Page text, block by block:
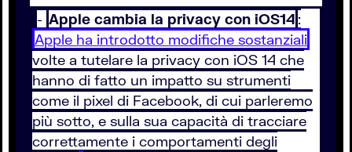
- Apple cambia la privacy con iOS14 :
Apple ha introdotto modifiche sostanziali
volte a tutelare la privacy con iOS 14 che
hanno di fatto un impatto su strumenti
come il pixel di Facebook, di cui parleremo
più sotto, e sulla sua capacità di tracciare
correttamente i comportamenti degli